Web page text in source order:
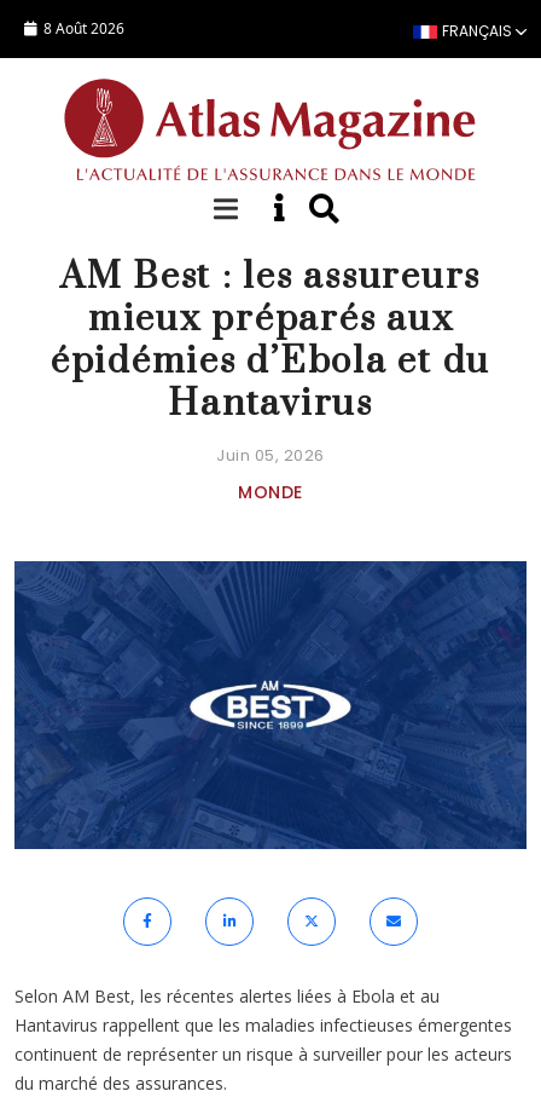
8 Août 2026 FRANÇAIS
ACTUALITÉ
AM Best : les assureurs
mieux préparés aux
épidémies d’Ebola et du
Hantavirus
Juin 05, 2026
MONDE
Selon AM Best, les récentes alertes liées à Ebola et au
Hantavirus rappellent que les maladies infectieuses émergentes
continuent de représenter un risque à surveiller pour les acteurs
du marché des assurances.